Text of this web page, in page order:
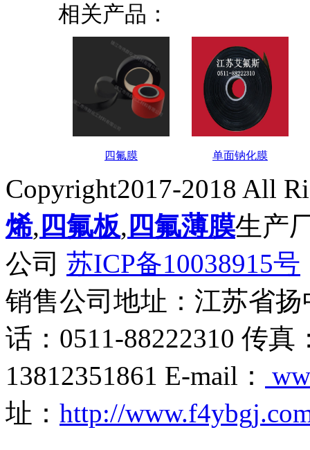
相关产品：
四氟膜 单面钠化膜
Copyright2017-2018 All
烯, 四氟板, 四氟薄膜生产
公司 苏ICP备10038915号
销售公司地址：江苏省
话：0511-88222310 传真
13812351861 E-mail：
址： http://